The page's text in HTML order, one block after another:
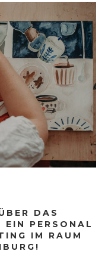
DAS
EIN PERSONAL
IM RAUM